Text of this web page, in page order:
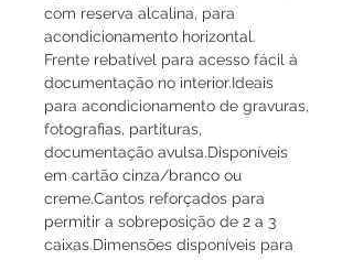
com reserva alcalina, para
acondicionamento horizontal.
Frente rebatível para acesso fácil à
documentação no interior.Ideais
para acondicionamento de gravuras,
fotografias, partituras,
documentação avulsa.Disponíveis
em cartão cinza/branco ou
creme.Cantos reforçados para
permitir a sobreposição de 2 a 3
caixas.Dimensões disponíveis para